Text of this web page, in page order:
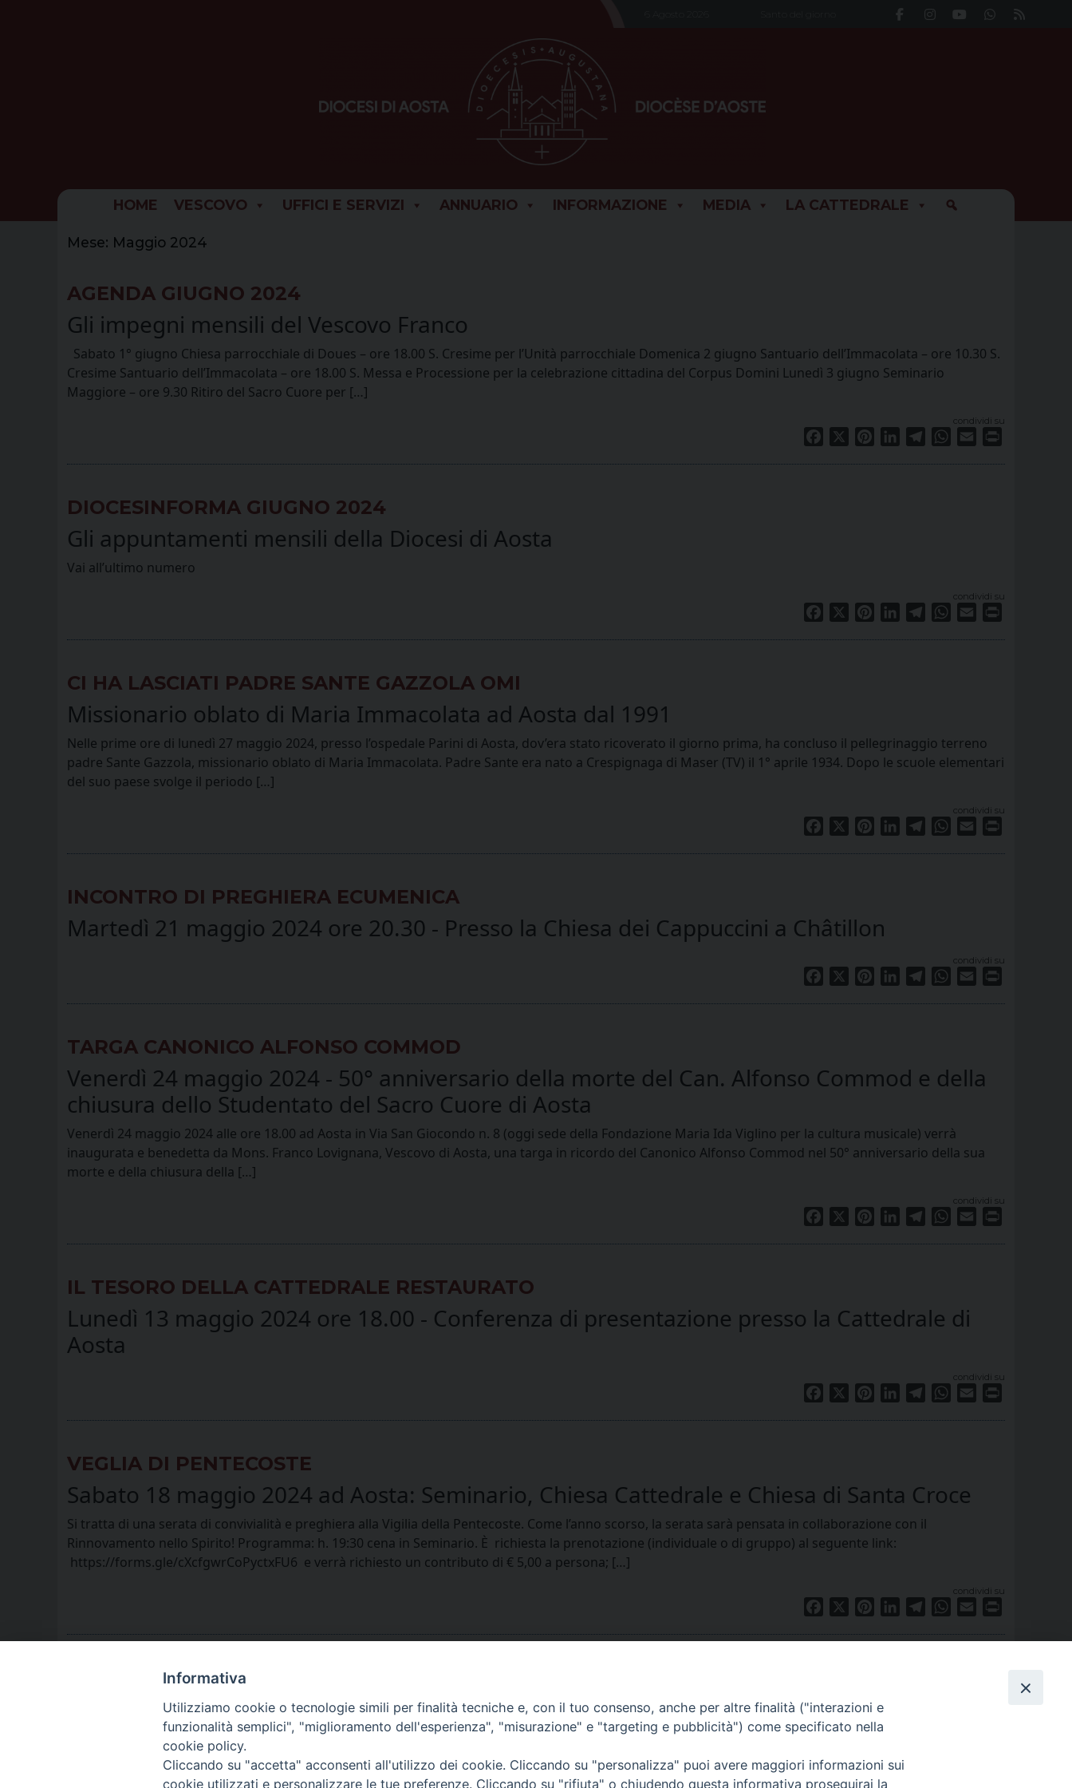
HOME VESCOVO UFFICI E SERVIZI ANNUARIO INFORMAZIONE MEDIA LA CATTEDRALE
Mese: Maggio 2024
AGENDA GIUGNO 2024
Gli impegni mensili del Vescovo Franco
Sabato 1° giugno Chiesa parrocchiale di Doues – ore 18.00 S. Cresime per l’Unità parrocchiale Domenica 2 giugno Santuario dell’Immacolata – ore 10.30 S.
Cresime Santuario dell’Immacolata – ore 18.00 S. Messa e Processione per la celebrazione cittadina del Corpus Domini Lunedì 3 giugno Seminario
Maggiore – ore 9.30 Ritiro del Sacro Cuore per […]
condividi su
Facebook PinterestLinkedInTelegramWhatsApp
Email
DIOCESINFORMA GIUGNO 2024
Gli appuntamenti mensili della Diocesi di Aosta
Vai all’ultimo numero
condividi su
Facebook PinterestLinkedInTelegramWhatsApp
Email
CI HA LASCIATI PADRE SANTE GAZZOLA OMI
Missionario oblato di Maria Immacolata ad Aosta dal 1991
Nelle prime ore di lunedì 27 maggio 2024, presso l’ospedale Parini di Aosta, dov’era stato ricoverato il giorno prima, ha concluso il pellegrinaggio terreno
padre Sante Gazzola, missionario oblato di Maria Immacolata. Padre Sante era nato a Crespignaga di Maser (TV) il 1° aprile 1934. Dopo le scuole elementari
del suo paese svolge il periodo […]
condividi su
Facebook PinterestLinkedInTelegramWhatsApp
Email
INCONTRO DI PREGHIERA ECUMENICA
Martedì 21 maggio 2024 ore 20.30 - Presso la Chiesa dei Cappuccini a Châtillon
condividi su
Facebook PinterestLinkedInTelegramWhatsApp
Email
TARGA CANONICO ALFONSO COMMOD
Venerdì 24 maggio 2024 - 50° anniversario della morte del Can. Alfonso Commod e della
chiusura dello Studentato del Sacro Cuore di Aosta
Venerdì 24 maggio 2024 alle ore 18.00 ad Aosta in Via San Giocondo n. 8 (oggi sede della Fondazione Maria Ida Viglino per la cultura musicale) verrà
inaugurata e benedetta da Mons. Franco Lovignana, Vescovo di Aosta, una targa in ricordo del Canonico Alfonso Commod nel 50° anniversario della sua
morte e della chiusura della […]
condividi su
Facebook PinterestLinkedInTelegramWhatsApp
Email
IL TESORO DELLA CATTEDRALE RESTAURATO
Lunedì 13 maggio 2024 ore 18.00 - Conferenza di presentazione presso la Cattedrale di
Aosta
condividi su
Facebook PinterestLinkedInTelegramWhatsApp
Email
VEGLIA DI PENTECOSTE
Sabato 18 maggio 2024 ad Aosta: Seminario, Chiesa Cattedrale e Chiesa di Santa Croce
Si tratta di una serata di convivialità e preghiera alla Vigilia della Pentecoste. Come l’anno scorso, la serata sarà pensata in collaborazione con il
Rinnovamento nello Spirito! Programma: h. 19:30 cena in Seminario. È richiesta la prenotazione (individuale o di gruppo) al seguente link:
https://forms.gle/cXcfgwrCoPyctxFU6 e verrà richiesto un contributo di € 5,00 a persona; […]
condividi su
Facebook PinterestLinkedInTelegramWhatsApp
Email
Informativa
Utilizziamo cookie o tecnologie simili per finalità tecniche e, con il tuo consenso, anche per altre finalità ("interazioni e
funzionalità semplici", "miglioramento dell'esperienza", "misurazione" e "targeting e pubblicità") come specificato nella
cookie policy.
Cliccando su "accetta" acconsenti all'utilizzo dei cookie. Cliccando su "personalizza" puoi avere maggiori informazioni sui
cookie utilizzati e personalizzare le tue preferenze. Cliccando su "rifiuta" o chiudendo questa informativa proseguirai la